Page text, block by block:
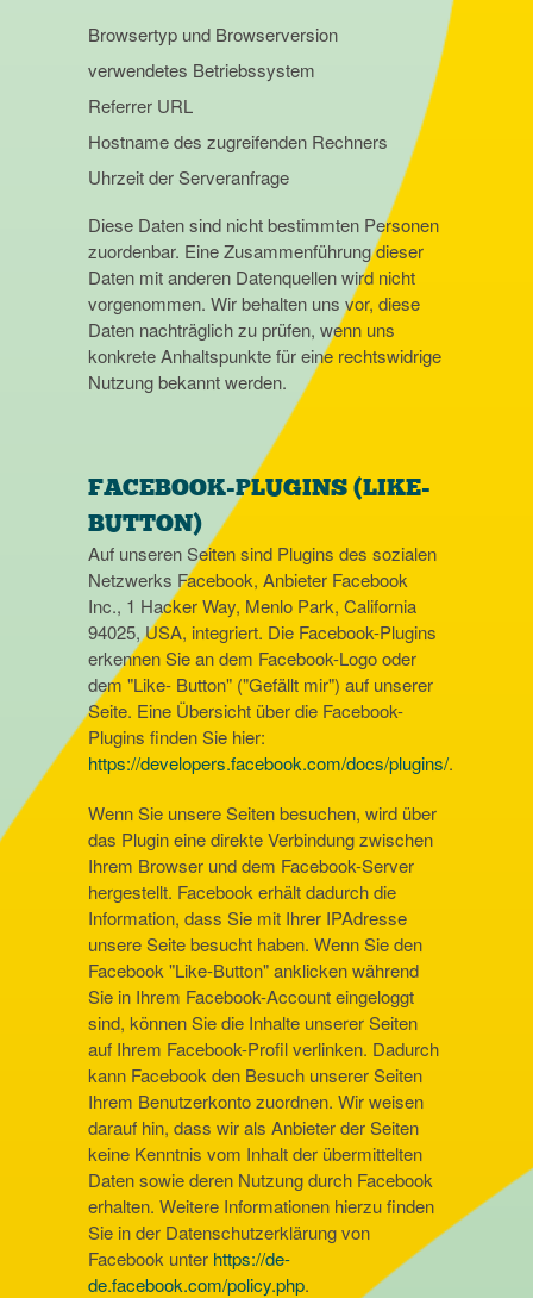
Browsertyp und Browserversion
verwendetes Betriebssystem
Referrer URL
Hostname des zugreifenden Rechners
Uhrzeit der Serveranfrage
Diese Daten sind nicht bestimmten Personen
zuordenbar. Eine Zusammenführung dieser
Daten mit anderen Datenquellen wird nicht
vorgenommen. Wir behalten uns vor, diese
Daten nachträglich zu prüfen, wenn uns
konkrete Anhaltspunkte für eine rechtswidrige
Nutzung bekannt werden.
FACEBOOK-PLUGINS (LIKE-
BUTTON)
Auf unseren Seiten sind Plugins des sozialen
Netzwerks Facebook, Anbieter Facebook
Inc., 1 Hacker Way, Menlo Park, California
94025, USA, integriert. Die Facebook-Plugins
erkennen Sie an dem Facebook-Logo oder
dem "Like- Button" ("Gefällt mir") auf unserer
Seite. Eine Übersicht über die Facebook-
Plugins finden Sie hier:
https://developers.facebook.com/docs/plugins/.
Wenn Sie unsere Seiten besuchen, wird über
das Plugin eine direkte Verbindung zwischen
Ihrem Browser und dem Facebook-Server
hergestellt. Facebook erhält dadurch die
Information, dass Sie mit Ihrer IPAdresse
unsere Seite besucht haben. Wenn Sie den
Facebook "Like-Button" anklicken während
Sie in Ihrem Facebook-Account eingeloggt
sind, können Sie die Inhalte unserer Seiten
auf Ihrem Facebook-Profil verlinken. Dadurch
kann Facebook den Besuch unserer Seiten
Ihrem Benutzerkonto zuordnen. Wir weisen
darauf hin, dass wir als Anbieter der Seiten
keine Kenntnis vom Inhalt der übermittelten
Daten sowie deren Nutzung durch Facebook
erhalten. Weitere Informationen hierzu finden
Sie in der Datenschutzerklärung von
Facebook unter https://de-
de.facebook.com/policy.php.